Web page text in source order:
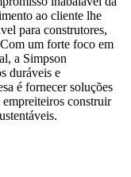
ao cliente lhe
para construtores,
um forte foco em
a Simpson
duráveis e
é fornecer soluções
construir